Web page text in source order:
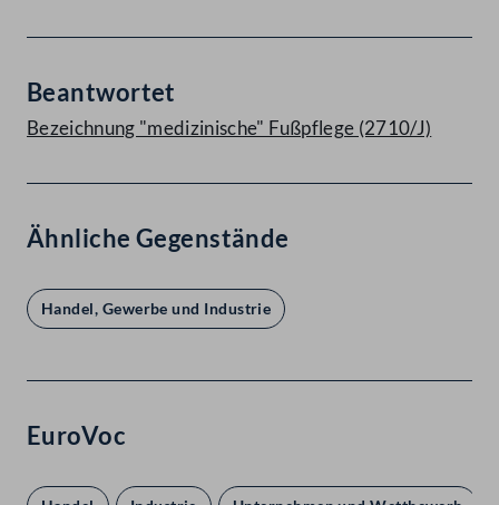
Beantwortet
Bezeichnung "medizinische" Fußpflege (2710/J)
Ähnliche Gegenstände
Handel, Gewerbe und Industrie
EuroVoc